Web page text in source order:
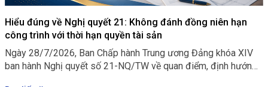
Hiểu đúng về Nghị quyết 21: Không đánh đồng niên hạn
công trình với thời hạn quyền tài sản
Ngày 28/7/2026, Ban Chấp hành Trung ương Đảng khóa XIV
ban hành Nghị quyết số 21-NQ/TW về quan điểm, định hướng